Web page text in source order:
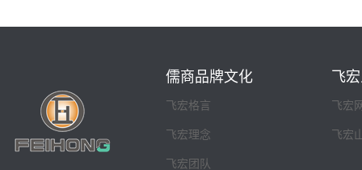
儒商品牌文化
飞宏格言
飞宏理念
飞宏团队
飞
飞宏
飞宏